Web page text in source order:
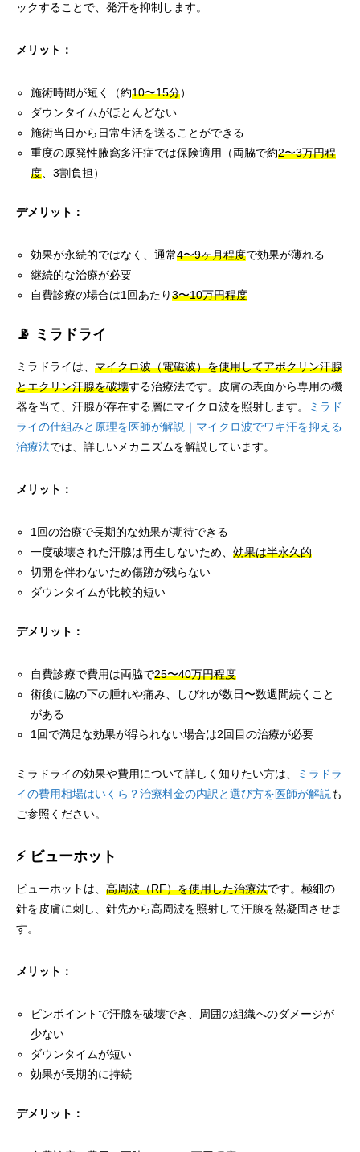
ックすることで、発汗を抑制します。
メリット：
施術時間が短く（約10〜15分）
ダウンタイムがほとんどない
施術当日から日常生活を送ることができる
重度の原発性腋窩多汗症では保険適用（両脇で約2〜3万円程
度 、3割負担）
デメリット：
効果が永続的ではなく、通常4〜9ヶ月程度で効果が薄れる
継続的な治療が必要
自費診療の場合は1回あたり3〜10万円程度
📡 ミラドライ
ミラドライは、 マイクロ波（電磁波）を使用してアポクリン汗腺
とエクリン汗腺を破壊する治療法です。皮膚の表面から専用の機
器を当て、汗腺が存在する層にマイクロ波を照射します。
ミラド
ライの仕組みと原理を医師が解説｜マイクロ波でワキ汗を抑える
治療法では、詳しいメカニズムを解説しています。
メリット：
1回の治療で長期的な効果が期待できる
一度破壊された汗腺は再生しないため、効果は半永久的
切開を伴わないため傷跡が残らない
ダウンタイムが比較的短い
デメリット：
自費診療で費用は両脇で25〜40万円程度
術後に脇の下の腫れや痛み、しびれが数日〜数週間続くこと
がある
1回で満足な効果が得られない場合は2回目の治療が必要
ミラドライの効果や費用について詳しく知りたい方は、
ミラドラ
イの費用相場はいくら？治療料金の内訳と選び方を医師が解説 も
ご参照ください。
⚡ ビューホット
ビューホットは、 高周波（RF）を使用した治療法です。極細の
針を皮膚に刺し、針先から高周波を照射して汗腺を熱凝固させま
す。
メリット：
ピンポイントで汗腺を破壊でき、周囲の組織へのダメージが
少ない
ダウンタイムが短い
効果が長期的に持続
デメリット：